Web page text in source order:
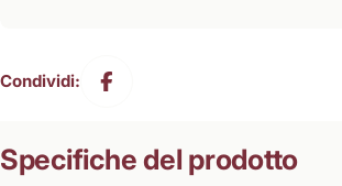
Condividi:
Specifiche del prodotto